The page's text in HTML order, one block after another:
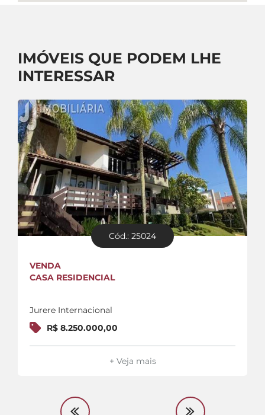
IMÓVEIS QUE PODEM LHE
INTERESSAR
Cód.: 25024
VENDA
CASA RESIDENCIAL
Jurere Internacional
R$ 8.250.000,00
+ Veja mais